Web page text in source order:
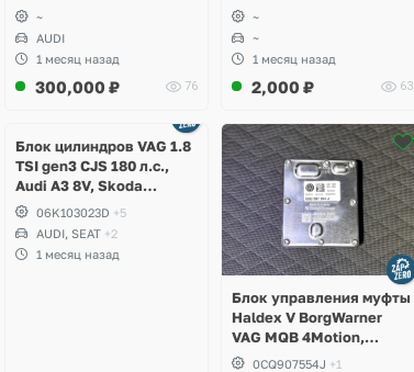
~
AUDI
1 месяц назад
300,000 ₽ 76
~
~
1 месяц назад
2,000 ₽ 63
Блок цилиндров VAG 1.8
TSI gen3 CJS 180 л.с.,
Audi A3 8V, Skoda
Octavia A7, Superb,
Volkswagen Passat B8,
Golf VII Alltrack, Seat
Leon
06K103023D +5
AUDI, SEAT +2
1 месяц назад
Блок управления муфты
Haldex V BorgWarner
VAG MQB 4Motion,
Volkswagen Tiguan
0CQ907554J +1
2 фото